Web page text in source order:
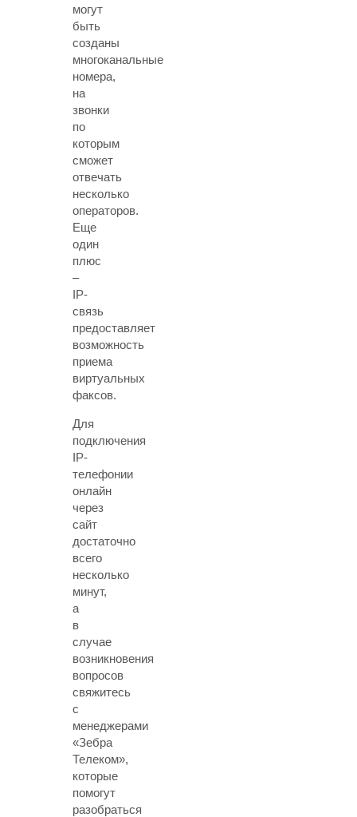
могут
быть
созданы
многоканальные
номера,
на
звонки
по
которым
сможет
отвечать
несколько
операторов.
Еще
один
плюс
–
IP-
связь
предоставляет
возможность
приема
виртуальных
факсов.
Для
подключения
IP-
телефонии
онлайн
через
сайт
достаточно
всего
несколько
минут,
а
в
случае
возникновения
вопросов
свяжитесь
с
менеджерами
«Зебра
Телеком»,
которые
помогут
разобраться